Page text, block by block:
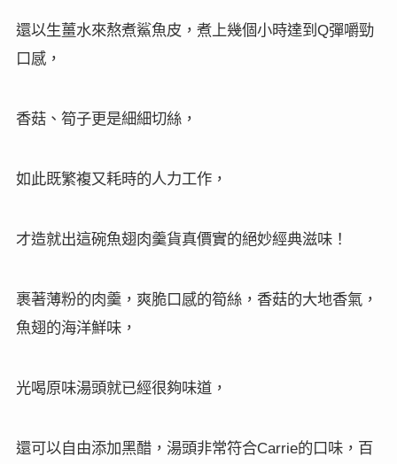
還以生薑水來熬煮鯊魚皮，煮上幾個小時達到Q彈嚼勁
口感，
香菇、筍子更是細細切絲，
如此既繁複又耗時的人力工作，
才造就出這碗魚翅肉羹貨真價實的絕妙經典滋味！
裹著薄粉的肉羹，爽脆口感的筍絲，香菇的大地香氣，
魚翅的海洋鮮味，
光喝原味湯頭就已經很夠味道，
還可以自由添加黑醋，湯頭非常符合Carrie的口味，百